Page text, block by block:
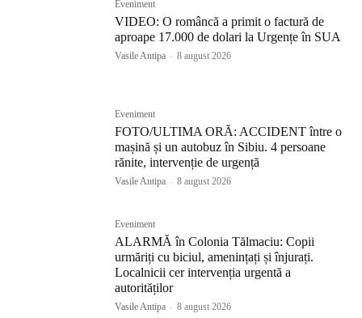
Eveniment
VIDEO: O româncă a primit o factură de
aproape 17.000 de dolari la Urgențe în SUA
Vasile Antipa - 8 august 2026
Eveniment
FOTO/ULTIMA ORĂ: ACCIDENT între o
mașină și un autobuz în Sibiu. 4 persoane
rănite, intervenție de urgență
Vasile Antipa - 8 august 2026
Eveniment
ALARMĂ în Colonia Tălmaciu: Copii
urmăriți cu biciul, amenințați și înjurați.
Localnicii cer intervenția urgentă a
autorităților
Vasile Antipa - 8 august 2026